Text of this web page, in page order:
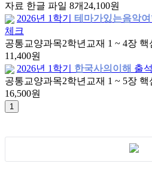
자료 한글 파일 8개 24,100원
2026년 1학기
테마가있는음악여
체크
공통교양과목2학년 교재 1 ~ 4장
11,400원
2026년 1학기
한국사의이해 출
공통교양과목2학년 교재 1 ~ 5장
16,500원